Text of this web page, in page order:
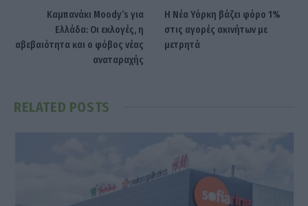
Καμπανάκι Moody’s για
Ελλάδα: Οι εκλογές, η
αβεβαιότητα και ο φόβος νέας
αναταραχής
Η Νέα Υόρκη βάζει φόρο 1%
στις αγορές ακινήτων με
μετρητά
RELATED POSTS